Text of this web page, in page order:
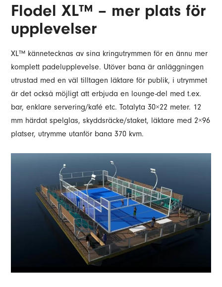
Flodel XL™ – mer plats för
upplevelser
XL™ kännetecknas av sina kringutrymmen för en ännu mer
komplett padelupplevelse. Utöver bana är anläggningen
utrustad med en väl tilltagen läktare för publik, i utrymmet
är det också möjligt att erbjuda en lounge-del med t.ex.
bar, enklare servering/kafé etc. Totalyta 30×22 meter. 12
mm härdat spelglas, skyddsräcke/staket, läktare med 2×96
platser, utrymme utanför bana 370 kvm.